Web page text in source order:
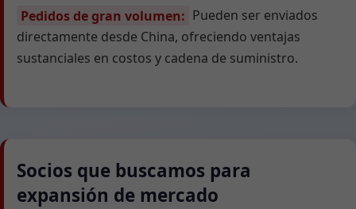
Pedidos de gran volumen: Pueden ser enviados
directamente desde China, ofreciendo ventajas
sustanciales en costos y cadena de suministro.
Socios que buscamos para
expansión de mercado